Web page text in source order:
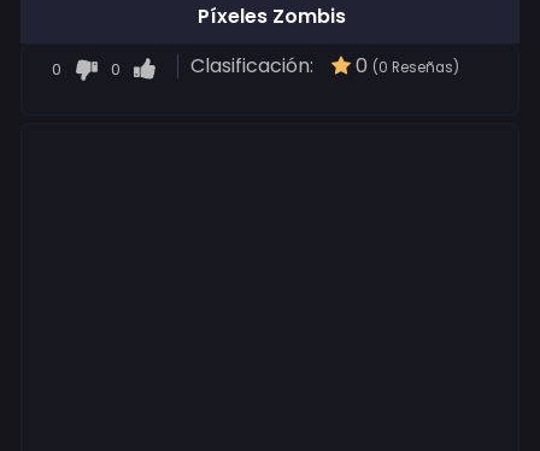
Píxeles Zombis
0 0 Clasificación: 0 (0 Reseñas)